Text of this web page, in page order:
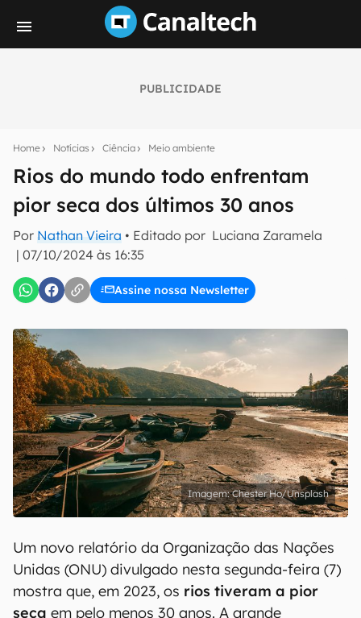
PUBLICIDADE
Home Notícias Ciência Meio ambiente
Rios do mundo todo enfrentam
pior seca dos últimos 30 anos
Por Nathan Vieira • Editado por Luciana Zaramela
| 07/10/2024 às 16:35
Assine nossa Newsletter
notícias e reviews sobre tecnologia em primeira
E-mail
Uso e Política de Privacidade do Canaltech.
Chester Ho/Unsplash
Um novo relatório da Organização das Nações
Unidas (ONU) divulgado nesta segunda-feira (7)
mostra que, em 2023, os rios tiveram a pior
seca em pelo menos 30 anos. A grande